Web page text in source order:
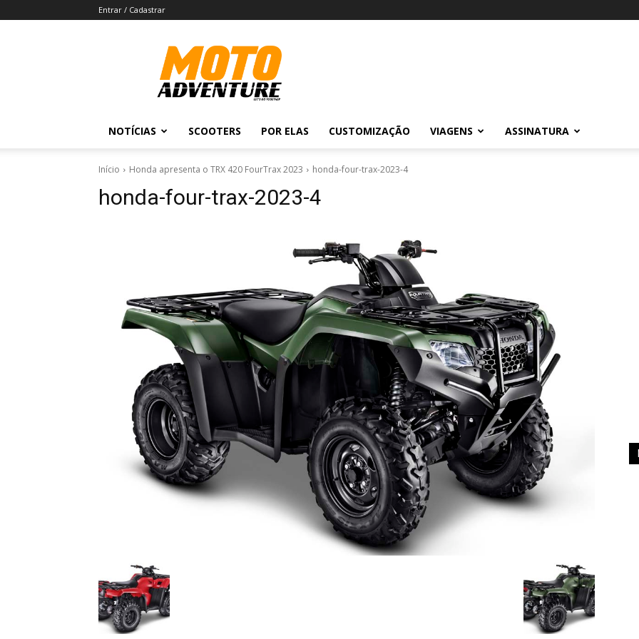
Entrar / Cadastrar
Revista
Moto
Adventure
NOTÍCIAS SCOOTERS POR ELAS CUSTOMIZAÇÃO VIAGENS ASSINATURA
Início Honda apresenta o TRX 420 FourTrax 2023 honda-four-trax-2023-4
honda-four-trax-2023-4